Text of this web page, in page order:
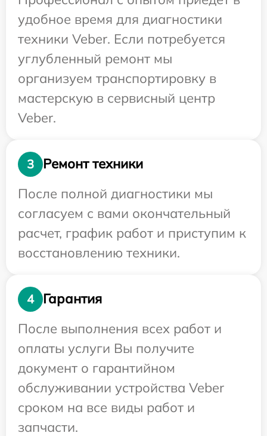
удобное время для диагностики
техники Veber. Если потребуется
углубленный ремонт мы
организуем транспортировку в
мастерскую в сервисный центр
Veber.
3
Ремонт техники
После полной диагностики мы
согласуем с вами окончательный
расчет, график работ и приступим к
восстановлению техники.
4
Гарантия
После выполнения всех работ и
оплаты услуги Вы получите
документ о гарантийном
обслуживании устройства Veber
сроком на все виды работ и
запчасти.